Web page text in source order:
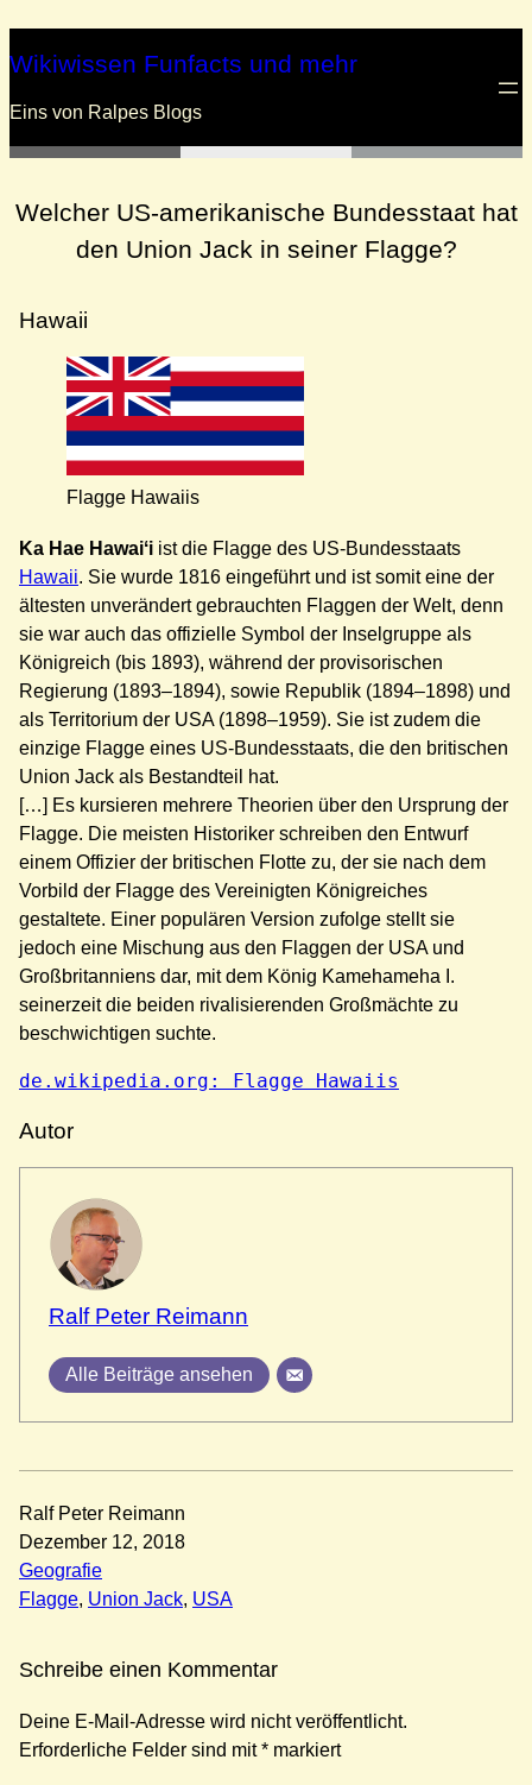
Inhalt
springen
Wikiwissen Funfacts und mehr
Eins von Ralpes Blogs
Welcher US-amerikanische Bundesstaat hat
den Union Jack in seiner Flagge?
Hawaii
Flagge Hawaiis
Ka Hae Hawaiʻi ist die Flagge des US-Bundesstaats
Hawaii. Sie wurde 1816 eingeführt und ist somit eine der
ältesten unverändert gebrauchten Flaggen der Welt, denn
sie war auch das offizielle Symbol der Inselgruppe als
Königreich (bis 1893), während der provisorischen
Regierung (1893–1894), sowie Republik (1894–1898) und
als Territorium der USA (1898–1959). Sie ist zudem die
einzige Flagge eines US-Bundesstaats, die den britischen
Union Jack als Bestandteil hat.
[…] Es kursieren mehrere Theorien über den Ursprung der
Flagge. Die meisten Historiker schreiben den Entwurf
einem Offizier der britischen Flotte zu, der sie nach dem
Vorbild der Flagge des Vereinigten Königreiches
gestaltete. Einer populären Version zufolge stellt sie
jedoch eine Mischung aus den Flaggen der USA und
Großbritanniens dar, mit dem König Kamehameha I.
seinerzeit die beiden rivalisierenden Großmächte zu
beschwichtigen suchte.
de.wikipedia.org: Flagge Hawaiis
Autor
Ralf Peter Reimann
Alle Beiträge ansehen
Ralf Peter Reimann
Dezember 12, 2018
Geografie
Flagge, Union Jack, USA
Schreibe einen Kommentar
Deine E-Mail-Adresse wird nicht veröffentlicht.
Erforderliche Felder sind mit* markiert